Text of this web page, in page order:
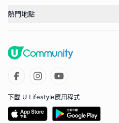
熱門地點
下載 U Lifestyle應用程式